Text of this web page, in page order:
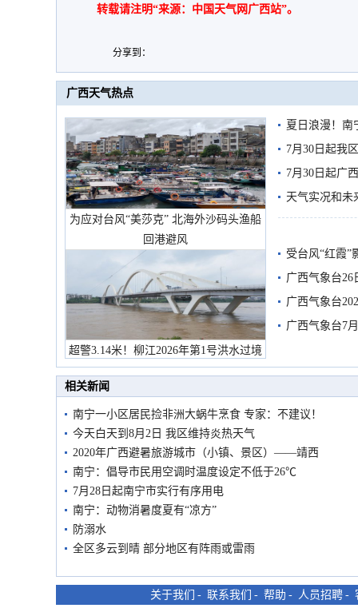
转载请注明“来源：中国天气网广西站”。
分享到：
广西天气热点
为应对台风“美莎克” 北海外沙码头渔船
回港避风
超警3.14米！柳江2026年第1号洪水过境
市民在堤岸见证汛况
夏日浪漫！南
7月30日起我
7月30日起广
天气实况和未
受台风“红霞”
有较强降雨
广西气象台26
广西气象台
预警
广西气象台7
相关新闻
南宁一小区居民捡非洲大蜗牛烹食 专家：不建议！
今天白天到8月2日 我区维持炎热天气
2020年广西避暑旅游城市（小镇、景区）——靖西
南宁：倡导市民用空调时温度设定不低于26℃
7月28日起南宁市实行有序用电
南宁：动物消暑度夏有“凉方”
防溺水
全区多云到晴 部分地区有阵雨或雷雨
关于我们 - 联系我们 - 帮助 - 人员招聘 -